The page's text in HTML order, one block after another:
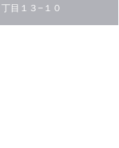
目１３−１０